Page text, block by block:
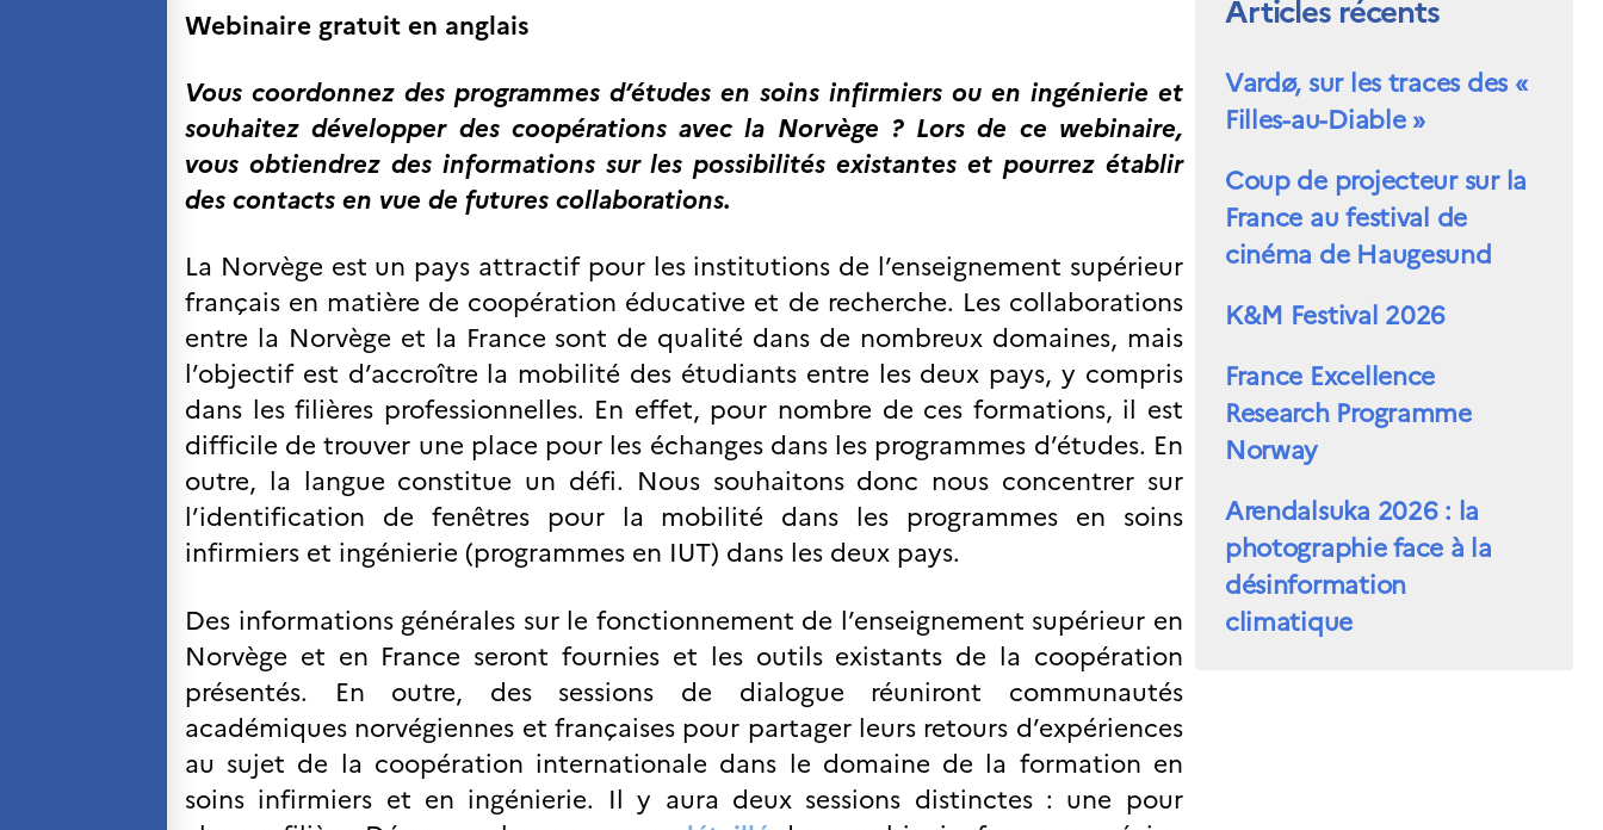
Séminaires et
formations
pédagogiques
UNIVERSITÉS
Étudiants, doctorants
et post-doctorants
voyage en France
Étudier en Norvège
Doctorats et post-doctorats
en France
Bourse d’études
French+Sciences
French+Gastronomy et French+
Hospitality
Témoignages
Institutionnels
France Alumni
SCIENCE ET
Programmes de
coopération
Åsgard
PHC Aurora
Åsgard Horizon
Bourses
Arctic Frontiers
Prix FINA
Webinaire gratuit en anglais
Vous coordonnez des programmes d’études en soins infirmiers ou en ingénierie et
souhaitez développer des coopérations avec la Norvège ? Lors de ce webinaire,
vous obtiendrez des informations sur les possibilités existantes et pourrez établir
des contacts en vue de futures collaborations.
La Norvège est un pays attractif pour les institutions de l’enseignement supérieur
français en matière de coopération éducative et de recherche. Les collaborations
entre la Norvège et la France sont de qualité dans de nombreux domaines, mais
l’objectif est d’accroître la mobilité des étudiants entre les deux pays, y compris
dans les filières professionnelles. En effet, pour nombre de ces formations, il est
difficile de trouver une place pour les échanges dans les programmes d’études. En
outre, la langue constitue un défi. Nous souhaitons donc nous concentrer sur
l’identification de fenêtres pour la mobilité dans les programmes en soins
infirmiers et ingénierie (programmes en IUT) dans les deux pays.
Des informations générales sur le fonctionnement de l’enseignement supérieur en
Norvège et en France seront fournies et les outils existants de la coopération
présentés. En outre, des sessions de dialogue réuniront communautés
académiques norvégiennes et françaises pour partager leurs retours d’expériences
au sujet de la coopération internationale dans le domaine de la formation en
soins infirmiers et en ingénierie. Il y aura deux sessions distinctes : une pour
Articles récents
Vardø, sur les traces des «
Filles-au-Diable »
Coup de projecteur sur la
France au festival de
cinéma de Haugesund
K&M Festival 2026
France Excellence
Research Programme
Norway
Arendalsuka 2026 : la
photographie face à la
désinformation
climatique